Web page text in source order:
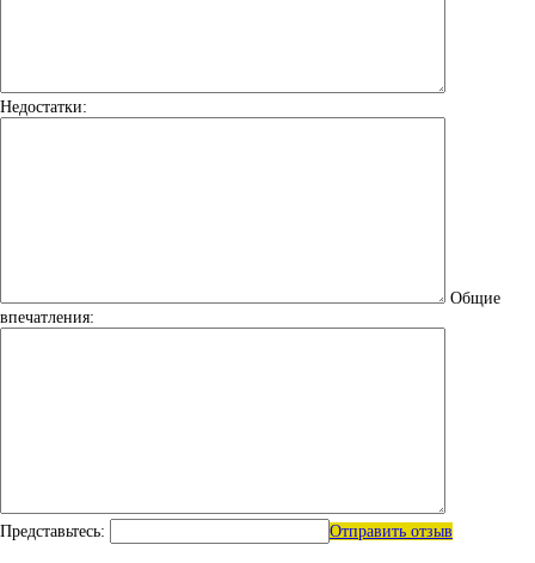
Недостатки:
Общие
впечатления:
Представьтесь: Отправить отзыв